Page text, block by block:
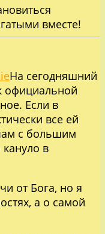
вместе!
На сегодняшний
официальной
Если в
все ей
с большим
кануло в
от Бога, но я
а о самой